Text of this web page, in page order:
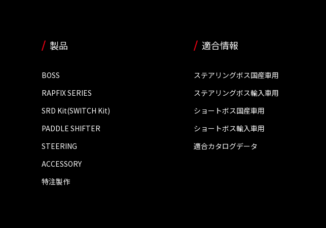
製品
BOSS
RAPFIX SERIES
SRD Kit(SWITCH Kit)
PADDLE SHIFTER
STEERING
ACCESSORY
特注製作
適合情報
ステアリングボス国産車用
ステアリングボス輸入車用
ショートボス国産車用
ショートボス輸入車用
適合カタログデータ